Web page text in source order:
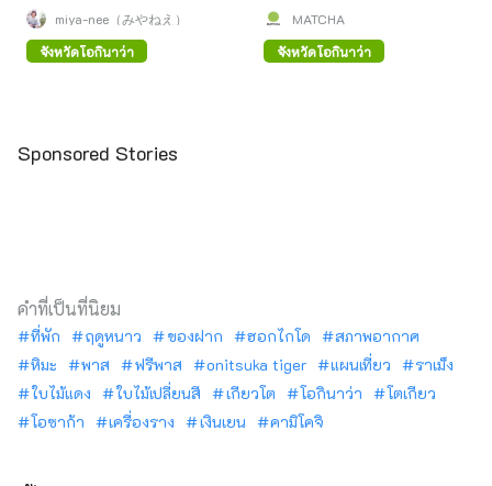
miya-nee（みやねえ）
จังหวัดโอกินาว่า
MATCHA
จังหวัดโอกินาว่า
Sponsored Stories
คำที่เป็นที่นิยม
ที่พัก ฤดูหนาว ของฝาก ฮอกไกโด
สภาพอากาศ
หิมะ
พาส ฟรีพาส onitsuka tiger แผนเที่ยว
ราเม็ง
ใบไม้แดง
ใบไม้เปลี่ยนสี เกียวโต โอกินาว่า
โตเกียว
โอซาก้า
เครื่องราง เงินเยน คามิโคจิ